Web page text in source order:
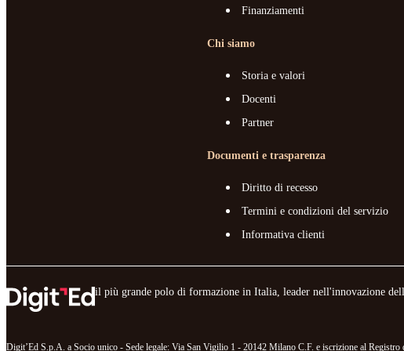
Finanziamenti
Chi siamo
Storia e valori
Docenti
Partner
Documenti e trasparenza
Diritto di recesso
Termini e condizioni del servizio
Informativa clienti
il più grande polo di formazione in Italia, leader nell'innovazione
Digit’Ed S.p.A. a Socio unico - Sede legale: Via San Vigilio 1 - 20142 Milano C.F. e iscrizione al